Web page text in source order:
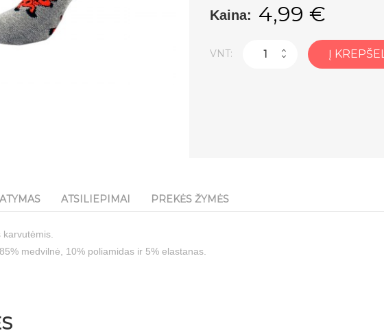
Kaina: 4,99 €
VNT: Į
ATSILIEPIMAI PREKĖS ŽYMĖS
medvilnė, 10% poliamidas ir 5% elastanas.